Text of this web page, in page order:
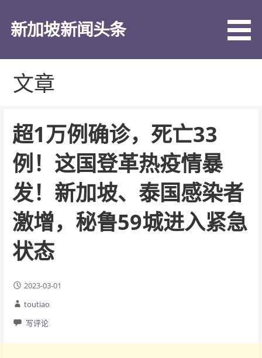
新加坡新闻头条
文章
超1万例确诊，死亡33
例！这国登革热疫情暴
发！新加坡、泰国感染者
激增，秘鲁59城进入紧急
状态
2023-03-01
toutiao
写评论